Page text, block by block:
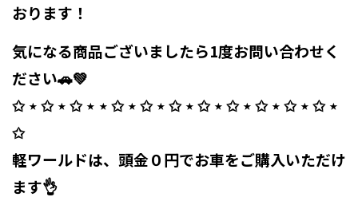
おります！
気になる商品ございましたら1度お問い合わせく
ださい🚗💚
✩ ⋆ ✩ ⋆ ✩ ⋆ ⋆ ✩ ⋆ ✩ ⋆ ✩ ⋆ ✩ ⋆ ✩ ⋆ ✩ ⋆ ✩ ⋆ ✩ ⋆
✩ ⁡
軽ワールドは、頭金０円でお車をご購入いただけ
ます👌